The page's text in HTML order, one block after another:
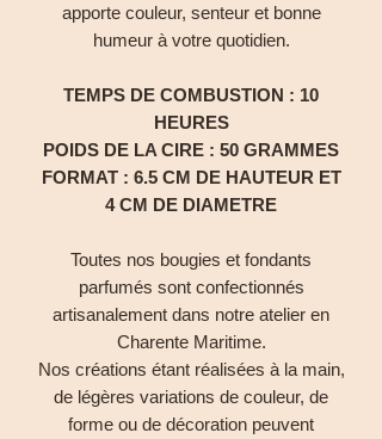
apporte couleur, senteur et bonne
humeur à votre quotidien.
TEMPS DE COMBUSTION : 10
HEURES
POIDS DE LA CIRE : 50 GRAMMES
FORMAT : 6.5 CM DE HAUTEUR ET
4 CM DE DIAMETRE
Toutes nos bougies et fondants
parfumés sont confectionnés
artisanalement dans notre atelier en
Charente Maritime.
Nos créations étant réalisées à la main,
de légères variations de couleur, de
forme ou de décoration peuvent